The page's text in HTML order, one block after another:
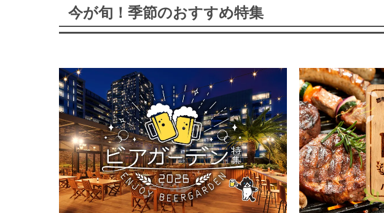
今が旬！季節のおすすめ特集